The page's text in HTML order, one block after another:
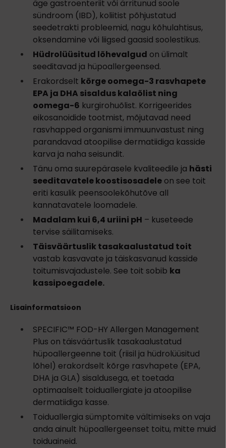
äge gastroenteriit või ärritunud soole
sündroom (IBD), koliitist põhjustatud
seedetrakti probleemid, nagu kõhulahtisus,
oksendamine või liigsed gaasid soolestikus.
Hüdrolüüsitud lõhevalgud on ülimalt
seeditavad ja hüpoallergeensed.
Erakordselt kõrge oomega-3 rasvhapete
EPA ja DHA sisaldus kalaõlist ning
oomega-6 kurgirohuõlist. Korrigeerides
eikosanoidide tootmist, mõjutavad need
rasvhapped organismi immuunvastust ning
parandavad atoopilise dermatiidiga kasside
karva ja naha seisundit.
Tänu oma suurepärasele kvaliteedile ja hästi
seeditavatele koostisosadele on see toit
eriti kasulik peensoolekõhutõve all
kannatavatele loomadele.
Madalam kui 6,4 uriini pH – kuseteede
tervise säilitamiseks.
Täisväärtuslik tasakaalustatud toit
vastab kasvavate ja täiskasvanud kasside
toitumisvajadustele. See toit sobib ka
kassipoegadele.
Lisainformatsioon
SPECIFIC™ FOD-HY Allergen Management
Plus on täisväärtuslik tasakaalustatud
hüpoallergeenne toit (riisil ja hüdrolüüsitud
lõhel) erakordselt kõrge rasvhapete (EPA,
DHA ja GLA) sisaldusega, et toetada
optimaalselt toiduallergiate ja atoopilise
dermatiidiga kasse.
Toiduallergia sümptomite vältimiseks on vaja
anda ainult hüpoallergeenset toitu, mitte muid
toiduaineid.